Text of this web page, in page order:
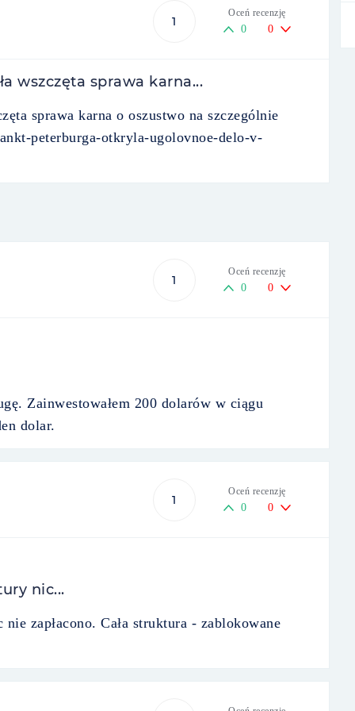
1
Oceń recenzję
0 0
wszczęta sprawa karna...
sprawa karna o oszustwo na szczególnie
peterburga-otkryla-ugolovnoe-delo-v-
1
Oceń recenzję
0 0
Zainwestowałem 200 dolarów w ciągu
dolar.
1
Oceń recenzję
0 0
nic...
zapłacono. Cała struktura - zablokowane